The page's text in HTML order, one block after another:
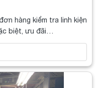
hàng kiểm tra linh kiện
biệt, ưu đãi…